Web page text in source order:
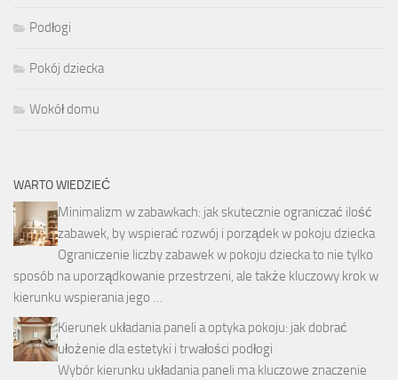
Podłogi
Pokój dziecka
Wokół domu
WARTO WIEDZIEĆ
Minimalizm w zabawkach: jak skutecznie ograniczać ilość
zabawek, by wspierać rozwój i porządek w pokoju dziecka
Ograniczenie liczby zabawek w pokoju dziecka to nie tylko
sposób na uporządkowanie przestrzeni, ale także kluczowy krok w
kierunku wspierania jego …
Kierunek układania paneli a optyka pokoju: jak dobrać
ułożenie dla estetyki i trwałości podłogi
Wybór kierunku układania paneli ma kluczowe znaczenie